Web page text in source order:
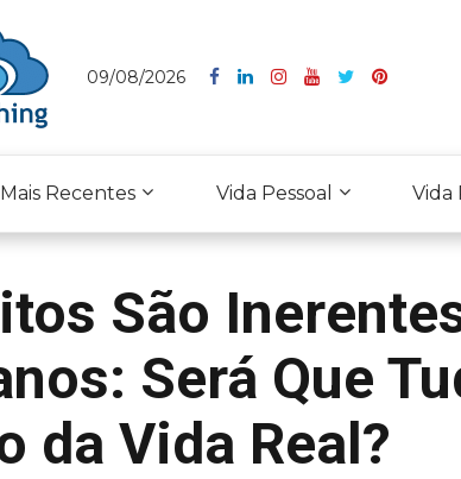
09/08/2026
Mais Recentes Vida Pessoal Vida
São
Será Que
da Vida Real?